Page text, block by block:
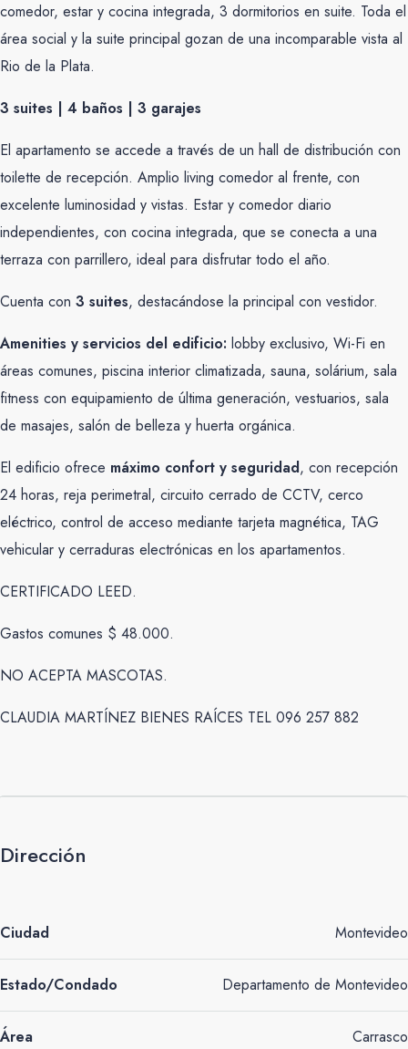
comedor, estar y cocina integrada, 3 dormitorios en suite. Toda el
área social y la suite principal gozan de una incomparable vista al
Rio de la Plata.
3 suites | 4 baños | 3 garajes
El apartamento se accede a través de un hall de distribución con
toilette de recepción. Amplio living comedor al frente, con
excelente luminosidad y vistas. Estar y comedor diario
independientes, con cocina integrada, que se conecta a una
terraza con parrillero, ideal para disfrutar todo el año.
Cuenta con 3 suites, destacándose la principal con vestidor.
Amenities y servicios del edificio: lobby exclusivo, Wi-Fi en
áreas comunes, piscina interior climatizada, sauna, solárium, sala
fitness con equipamiento de última generación, vestuarios, sala
de masajes, salón de belleza y huerta orgánica.
El edificio ofrece máximo confort y seguridad, con recepción
24 horas, reja perimetral, circuito cerrado de CCTV, cerco
eléctrico, control de acceso mediante tarjeta magnética, TAG
vehicular y cerraduras electrónicas en los apartamentos.
CERTIFICADO LEED.
Gastos comunes $ 48.000.
NO ACEPTA MASCOTAS.
CLAUDIA MARTÍNEZ BIENES RAÍCES TEL 096 257 882
Dirección
Ciudad Montevideo
Estado/Condado Departamento de Montevideo
Área Carrasco